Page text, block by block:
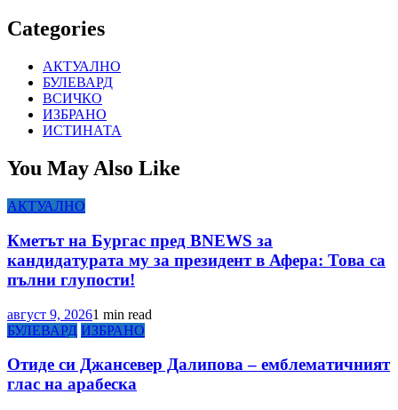
Categories
АКТУАЛНО
БУЛЕВАРД
ВСИЧКО
ИЗБРАНО
ИСТИНАТА
You May Also Like
АКТУАЛНО
Кметът на Бургас пред BNEWS за
кандидатурата му за президент в Афера: Това са
пълни глупости!
август 9, 20261 min read
БУЛЕВАРД ИЗБРАНО
Отиде си Джансевер Далипова – емблематичният
глас на арабеска